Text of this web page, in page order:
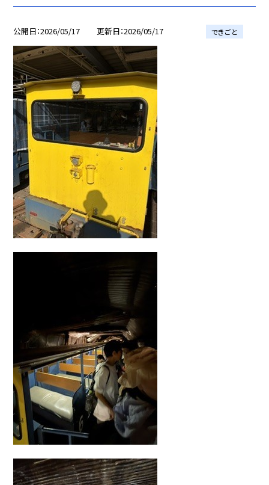
公開日 2026/05/17 更新日 2026/05/17 できごと